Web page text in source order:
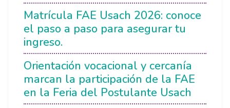
Matrícula FAE Usach 2026: conoce
el paso a paso para asegurar tu
ingreso.
Orientación vocacional y cercanía
marcan la participación de la FAE
en la Feria del Postulante Usach